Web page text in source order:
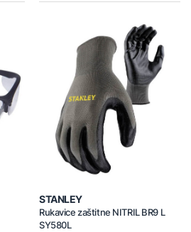
STANLEY
Rukavice zaštitne NITRIL BR9 L
SY580L